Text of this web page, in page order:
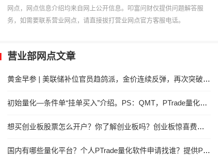
网点，网点信息介绍均来自网上公开信息。叩富问财仅提供问题解答服
务，如需要联系营业网点，请直接拔打营业网点官方客服电话。
营业部网点文章
黄金早参 | 美联储补位官员趋鸽派，金价连续反弹，再次突破历史新高
初始量化—条件单“挂单买入”介绍。PS：QMT，PTrade量化软件低门槛提供！
想买创业板股票怎么开户？你了解创业板吗？创业板惊喜费率！
国内有哪些量化平台？个人PTrade量化软件申请找谁？提供PTrade量化的券商？